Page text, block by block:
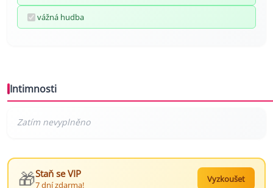
vážná hudba
Intimnosti
🎁Staň se VIP
7 dní zdarma!
Vyzkoušet